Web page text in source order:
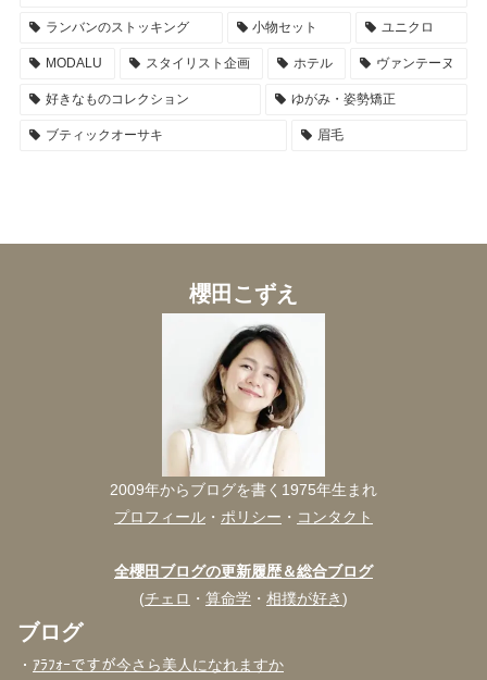
ランバンのストッキング 小物セット ユニクロ
MODALU スタイリスト企画 ホテル ヴァンテーヌ
好きなものコレクション ゆがみ・姿勢矯正
ブティックオーサキ 眉毛
櫻田こずえ
2009年からブログを書く1975年生まれ
プロフィール ・ ポリシー ・ コンタクト
全櫻田ブログの更新履歴＆総合ブログ
(チェロ ・ 算命学 ・ 相撲が好き)
ブログ
・ ｱﾗﾌｫｰですが今さら美人になれますか